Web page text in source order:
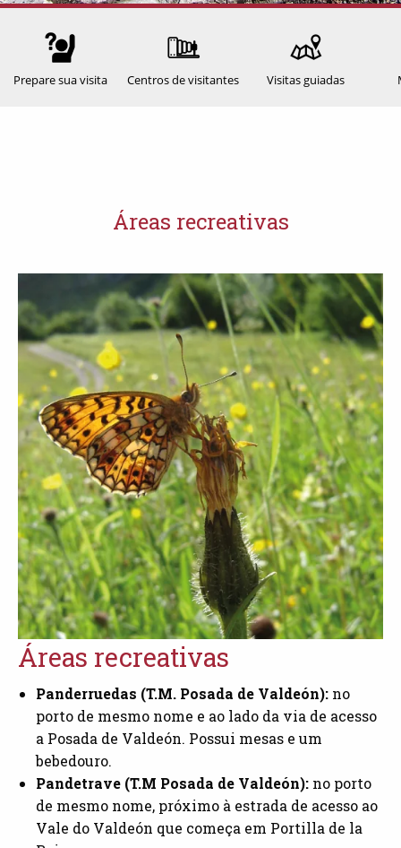
Prepare sua visita Centros de visitantes Visitas guiadas
Áreas recreativas
Áreas recreativas
Panderruedas (T.M. Posada de Valdeón): no
porto de mesmo nome e ao lado da via de acesso
a Posada de Valdeón. Possui mesas e um
bebedouro.
Pandetrave (T.M Posada de Valdeón): no porto
de mesmo nome, próximo à estrada de acesso ao
Vale do Valdeón que começa em Portilla de la